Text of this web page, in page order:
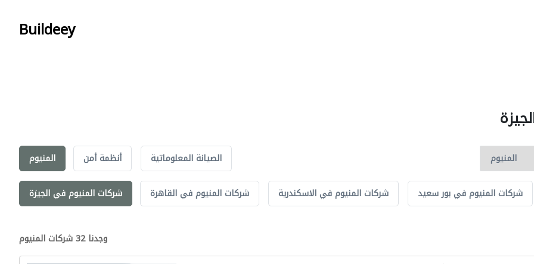
Buildeey
المنيوم أنظمة أمن الصيانة المعلوماتية
شركات المنيوم في الجيزة شركات المنيوم في القاهرة شركات المنيوم في الاسكندرية شركات المنيوم في بور سعيد
وجدنا 32 شركات المنيوم